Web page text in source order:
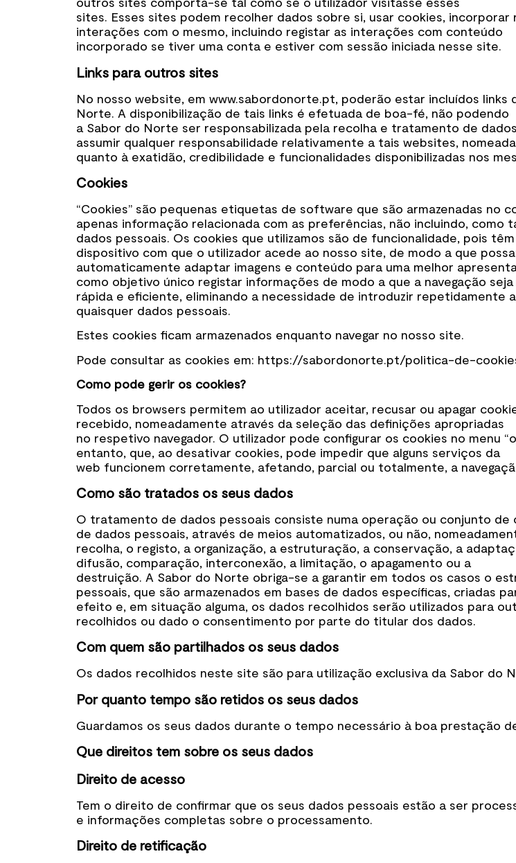
sites. Esses sites podem recolher dados sobre si, usar cookies,
interações com o mesmo, incluindo registar as interações com conteúdo
incorporado se tiver uma conta e estiver com sessão iniciada nesse site.
Links para outros sites
No nosso website, em www.sabordonorte.pt, poderão estar incluídos
Norte. A disponibilização de tais links é efetuada de boa-fé, não podendo
a Sabor do Norte ser responsabilizada pela recolha e tratamento de
assumir qualquer responsabilidade relativamente a tais websites,
quanto à exatidão, credibilidade e funcionalidades disponibilizadas nos
Cookies
“Cookies” são pequenas etiquetas de software que são armazenadas no
apenas informação relacionada com as preferências, não incluindo, como
dados pessoais. Os cookies que utilizamos são de funcionalidade, pois
dispositivo com que o utilizador acede ao nosso site, de modo a que
automaticamente adaptar imagens e conteúdo para uma melhor
como objetivo único registar informações de modo a que a navegação seja
rápida e eficiente, eliminando a necessidade de introduzir repetidamente
quaisquer dados pessoais.
Estes cookies ficam armazenados enquanto navegar no nosso site.
Pode consultar as cookies em: https://sabordonorte.pt/politica-de-
Como pode gerir os cookies?
Todos os browsers permitem ao utilizador aceitar, recusar ou apagar
recebido, nomeadamente através da seleção das definições apropriadas
no respetivo navegador. O utilizador pode configurar os cookies no menu
entanto, que, ao desativar cookies, pode impedir que alguns serviços da
web funcionem corretamente, afetando, parcial ou totalmente, a
Como são tratados os seus dados
O tratamento de dados pessoais consiste numa operação ou conjunto
de dados pessoais, através de meios automatizados, ou não,
recolha, o registo, a organização, a estruturação, a conservação, a
difusão, comparação, interconexão, a limitação, o apagamento ou a
destruição. A Sabor do Norte obriga-se a garantir em todos os casos o
pessoais, que são armazenados em bases de dados específicas, criadas
efeito e, em situação alguma, os dados recolhidos serão utilizados para
recolhidos ou dado o consentimento por parte do titular dos dados.
Com quem são partilhados os seus dados
Os dados recolhidos neste site são para utilização exclusiva da Sabor do
Por quanto tempo são retidos os seus dados
Guardamos os seus dados durante o tempo necessário à boa prestação
Que direitos tem sobre os seus dados
Direito de acesso
Tem o direito de confirmar que os seus dados pessoais estão a ser
e informações completas sobre o processamento.
Direito de retificação